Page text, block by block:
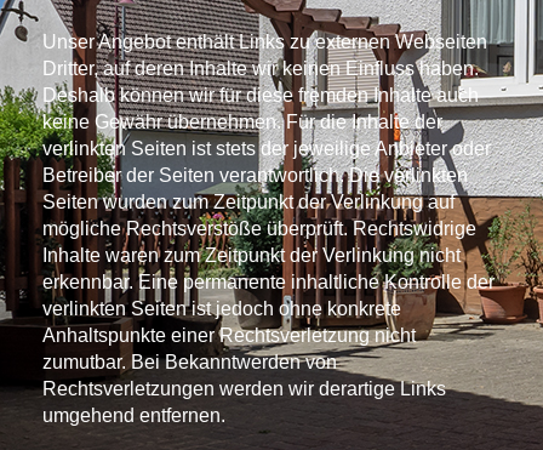
Unser Angebot enthält Links zu externen Webseiten
Dritter, auf deren Inhalte wir keinen Einfluss haben.
Deshalb können wir für diese fremden Inhalte auch
keine Gewähr übernehmen. Für die Inhalte der
verlinkten Seiten ist stets der jeweilige Anbieter oder
Betreiber der Seiten verantwortlich. Die verlinkten
Seiten wurden zum Zeitpunkt der Verlinkung auf
mögliche Rechtsverstöße überprüft. Rechtswidrige
Inhalte waren zum Zeitpunkt der Verlinkung nicht
erkennbar. Eine permanente inhaltliche Kontrolle der
verlinkten Seiten ist jedoch ohne konkrete
Anhaltspunkte einer Rechtsverletzung nicht
zumutbar. Bei Bekanntwerden von
Rechtsverletzungen werden wir derartige Links
umgehend entfernen.